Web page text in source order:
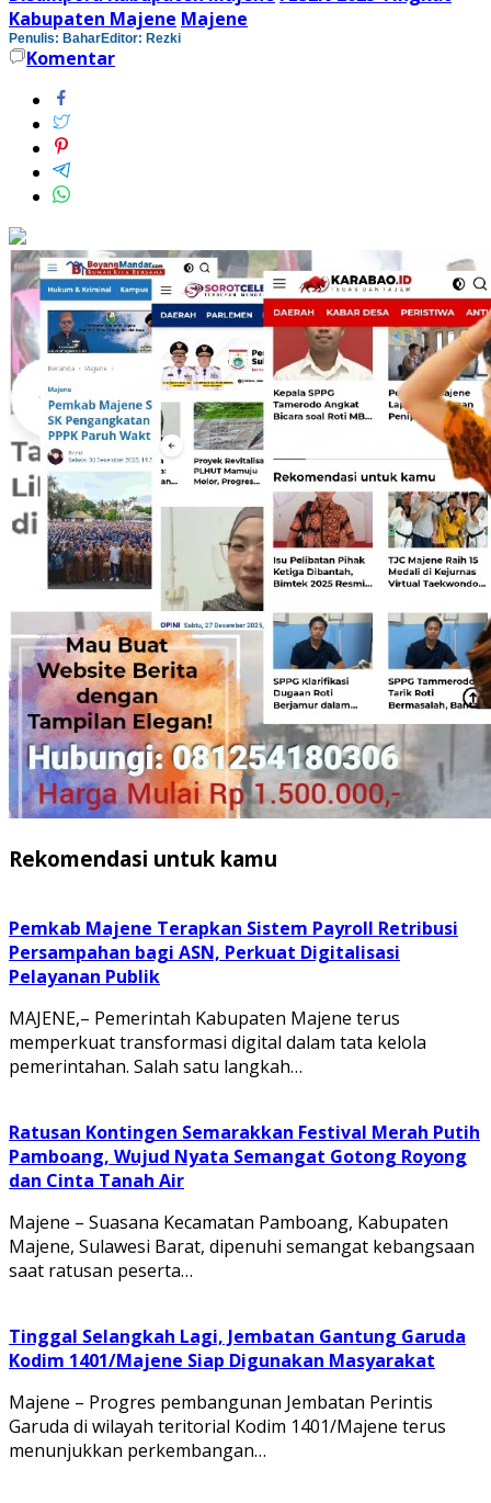
Kabupaten Majene Majene
Penulis: BaharEditor: Rezki
Komentar
Rekomendasi untuk kamu
Pemkab Majene Terapkan Sistem Payroll Retribusi
Persampahan bagi ASN, Perkuat Digitalisasi
Pelayanan Publik
MAJENE,– Pemerintah Kabupaten Majene terus
memperkuat transformasi digital dalam tata kelola
pemerintahan. Salah satu langkah…
Ratusan Kontingen Semarakkan Festival Merah Putih
Pamboang, Wujud Nyata Semangat Gotong Royong
dan Cinta Tanah Air
Majene – Suasana Kecamatan Pamboang, Kabupaten
Majene, Sulawesi Barat, dipenuhi semangat kebangsaan
saat ratusan peserta…
Tinggal Selangkah Lagi, Jembatan Gantung Garuda
Kodim 1401/Majene Siap Digunakan Masyarakat
Majene – Progres pembangunan Jembatan Perintis
Garuda di wilayah teritorial Kodim 1401/Majene terus
menunjukkan perkembangan…